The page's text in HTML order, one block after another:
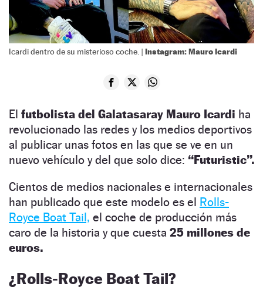
Icardi dentro de su misterioso coche. | Instagram: Mauro Icardi
El futbolista del Galatasaray Mauro Icardi ha
revolucionado las redes y los medios deportivos
al publicar unas fotos en las que se ve en un
nuevo vehículo y del que solo dice: “Futuristic”.
Cientos de medios nacionales e internacionales
han publicado que este modelo es el Rolls-
Royce Boat Tail, el coche de producción más
caro de la historia y que cuesta 25 millones de
euros.
¿Rolls-Royce Boat Tail?